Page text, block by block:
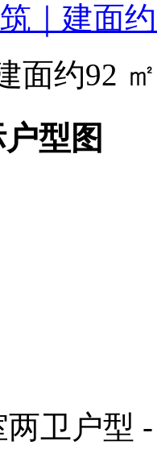
｜建面
面约92
型图
两卫户型